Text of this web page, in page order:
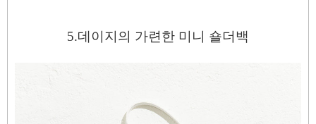
5.데이지 의 가련한 미니 숄더백